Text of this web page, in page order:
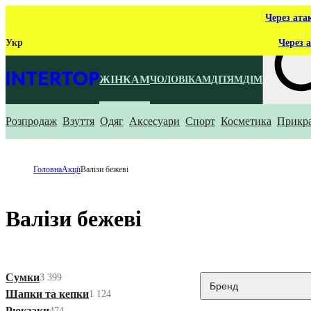
Через
Укр Через
ЖІНКАМЧОЛОВІКАМДІТЯМДІМ
Що ти
Розпродаж Взуття Одяг Аксесуари Спорт Косметика
ГоловнаАкціїВалізи бежеві
Валізи бежеві
Сумки3 399
Шапки та кепки1 124
Бренд